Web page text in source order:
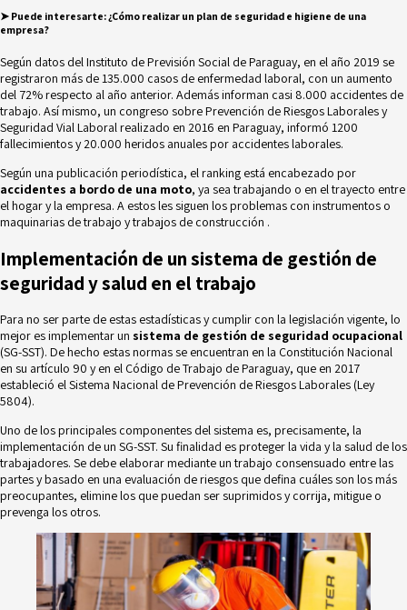
➤ Puede interesarte:¿Cómo realizar un plan de seguridad e higiene de una
empresa?
Según datos delInstituto de Previsión Social de Paraguay, en el año 2019 se
registraron más de 135.000 casos de enfermedad laboral, con un aumento
del 72% respecto al año anterior. Además informan casi 8.000 accidentes de
trabajo. Así mismo, un congreso sobre Prevención de Riesgos Laborales y
Seguridad Vial Laboral realizado en 2016 en Paraguay, informó 1200
fallecimientos y 20.000 heridos anuales por accidentes laborales.
Según una publicación periodística, el ranking está encabezado por
accidentes a bordo de una moto, ya sea trabajando o en el trayecto entre
el hogar y la empresa. A estos les siguen los problemas con instrumentos o
maquinarias de trabajo y trabajos de construcción .
Implementación de un sistema de gestión de
seguridad y salud en el trabajo
Para no ser parte de estas estadísticas y cumplir con la legislación vigente, lo
mejor es implementar un sistema de gestión de seguridad ocupacional
(SG-SST). De hecho estas normas se encuentran en la Constitución Nacional
en su artículo 90 y en el Código de Trabajo de Paraguay, que en 2017
estableció el Sistema Nacional de Prevención de Riesgos Laborales (Ley
5804).
Uno de los principales componentes del sistema es, precisamente, la
implementación de un SG-SST. Su finalidad es proteger la vida y la salud de los
trabajadores. Se debe elaborar mediante un trabajo consensuado entre las
partes y basado en una evaluación de riesgos que defina cuáles son los más
preocupantes, elimine los que puedan ser suprimidos y corrija, mitigue o
prevenga los otros.